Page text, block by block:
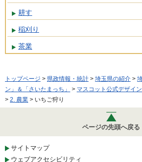
耕す
稲刈り
茶業
トップページ > 県政情報・統計 > 埼玉県の紹介 >
ン」＆「さいたまっち」
> マスコット公式デザイ
> 2. 農業 > いちご狩り
ページの先頭へ戻る
サイトマップ
ウェブアクセシビリティ